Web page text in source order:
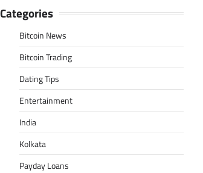
Categories
Bitcoin News
Bitcoin Trading
Dating Tips
Entertainment
India
Kolkata
Payday Loans